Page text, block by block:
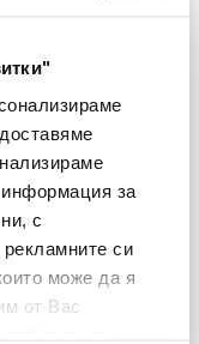
за
с
си
може да я
от Вас
22:00
22:30